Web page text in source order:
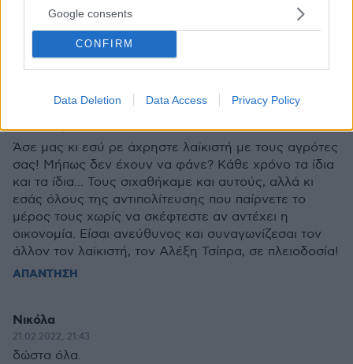
Google consents
CONFIRM
Data Deletion Data Access Privacy Policy
λαϊκισμού από τον "υπεύθυνο" και "σοβαρό"
Νικολάκη (τον και αγγλομαθη επονομαζόμενο) μόνο
ΑΠΑΝΤΗΣΗ
21.02.2022, 22:59
Άσε μας κι εσύ ρε άχρηστε λαϊκιστή με τους αγρότες
σας! Μήπως δεν έχουν να φάνε? Κάθε χρόνο τα ίδια
και τα ίδια... Τους σιχαθήκαμε και αυτούς, αλλά κι
εσάς όλους της αντιπολίτευσης που παίρνετε το
μέρος τους χωρίς να σκέφτεστε αν αντέχει η
οικονομία. Είσαι ανεύθυνος και συναγωνίζεσαι τον
άλλον τον λαϊκιστή, τον Αλέξη Τσίπρα, σε πλειοδοσία!
ΑΠΑΝΤΗΣΗ
Νικόλα
21.02.2022, 21:43
δώστα όλα.